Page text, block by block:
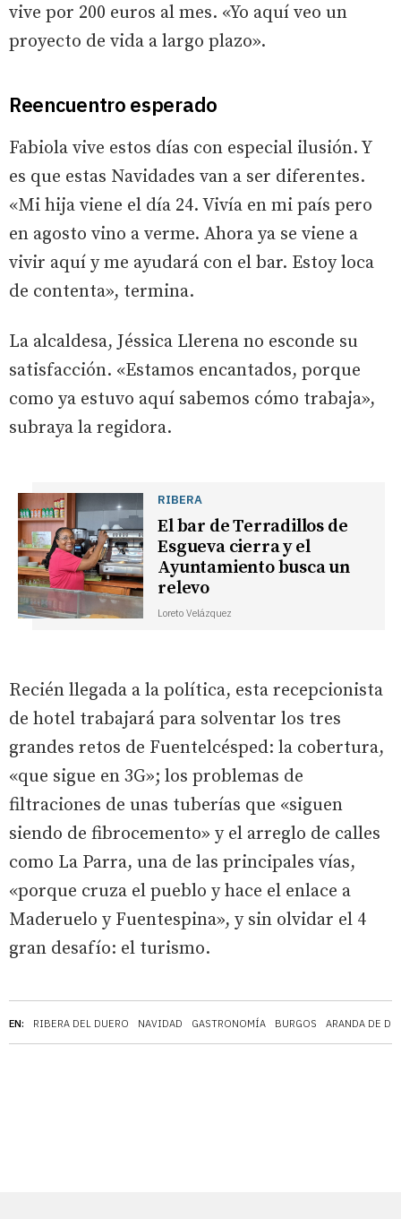
EN: RIBERA DEL DUERO NAVIDAD GASTRONOMÍA BURGOS ARANDA DE
vive por 200 euros al mes. «Yo aquí veo un
proyecto de vida a largo plazo».
Reencuentro esperado
Fabiola vive estos días con especial ilusión. Y
es que estas Navidades van a ser diferentes.
«Mi hija viene el día 24. Vivía en mi país pero
en agosto vino a verme. Ahora ya se viene a
vivir aquí y me ayudará con el bar. Estoy loca
de contenta», termina.
La alcaldesa, Jéssica Llerena no esconde su
satisfacción. «Estamos encantados, porque
como ya estuvo aquí sabemos cómo trabaja»,
subraya la regidora.
RIBERA
El bar de Terradillos de
Esgueva cierra y el
Ayuntamiento busca un
relevo
Loreto Velázquez
Recién llegada a la política, esta recepcionista
de hotel trabajará para solventar los tres
grandes retos de Fuentelcésped: la cobertura,
«que sigue en 3G»; los problemas de
filtraciones de unas tuberías que «siguen
siendo de fibrocemento» y el arreglo de calles
como La Parra, una de las principales vías,
«porque cruza el pueblo y hace el enlace a
Maderuelo y Fuentespina», y sin olvidar el 4
gran desafío: el turismo.